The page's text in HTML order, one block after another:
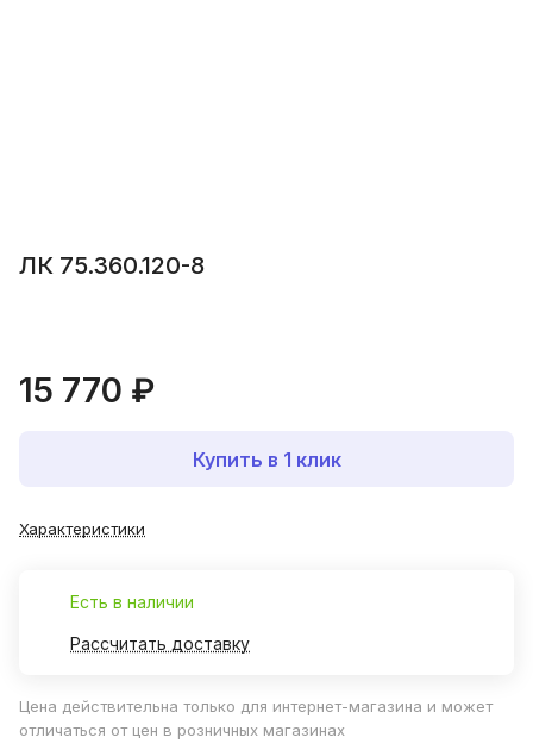
ЛК 75.360.120-8
15 770 ₽
Купить в 1 клик
Характеристики
Есть в наличии
Рассчитать доставку
Цена действительна только для интернет-магазина и может
отличаться от цен в розничных магазинах